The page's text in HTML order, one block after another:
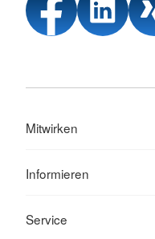
Mitwirken
Informieren
Service